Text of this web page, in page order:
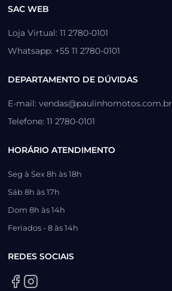
SAC WEB
Loja Virtual: 11 2780-0101
Whatsapp: +55 11 2780-0101
DEPARTAMENTO DE DÚVIDAS
E-mail: vendas@paulinhomotos.com.br
Telefone: 11 2780-0101
HORÁRIO ATENDIMENTO
Seg à Sex 8h às 18h
Sáb 8h às 17h
Dom 8h às 14h
Feriados - 8 às 14h
REDES SOCIAIS